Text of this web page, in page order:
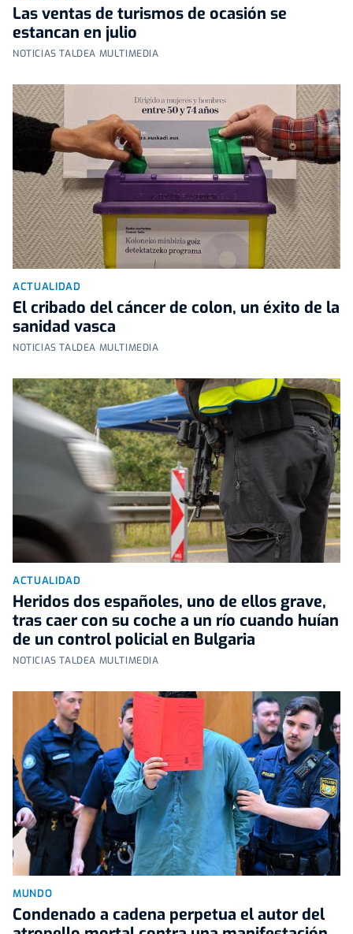
Las ventas de turismos de ocasión se
estancan en julio
NOTICIAS TALDEA MULTIMEDIA
ACTUALIDAD
El cribado del cáncer de colon, un éxito de la
sanidad vasca
NOTICIAS TALDEA MULTIMEDIA
ACTUALIDAD
Heridos dos españoles, uno de ellos grave,
tras caer con su coche a un río cuando huían
de un control policial en Bulgaria
NOTICIAS TALDEA MULTIMEDIA
MUNDO
Condenado a cadena perpetua el autor del